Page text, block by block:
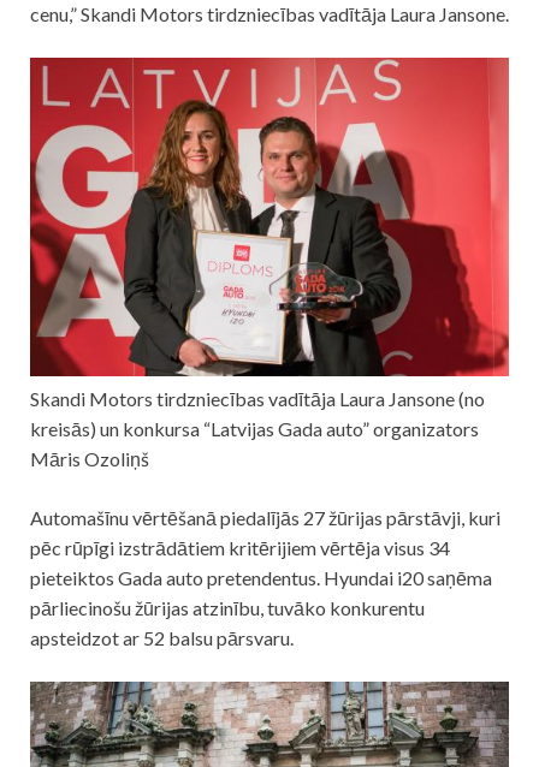
cenu,” Skandi Motors tirdzniecības vadītāja Laura Jansone.
Skandi Motors tirdzniecības vadītāja Laura Jansone (no
kreisās) un konkursa “Latvijas Gada auto” organizators
Māris Ozoliņš
Automašīnu vērtēšanā piedalījās 27 žūrijas pārstāvji, kuri
pēc rūpīgi izstrādātiem kritērijiem vērtēja visus 34
pieteiktos Gada auto pretendentus. Hyundai i20 saņēma
pārliecinošu žūrijas atzinību, tuvāko konkurentu
apsteidzot ar 52 balsu pārsvaru.